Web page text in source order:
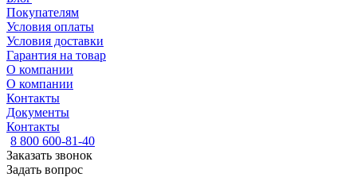
Покупателям
Условия оплаты
Условия доставки
Гарантия на товар
О компании
О компании
Контакты
Документы
Контакты
8 800 600-81-40
Заказать звонок
Задать вопрос